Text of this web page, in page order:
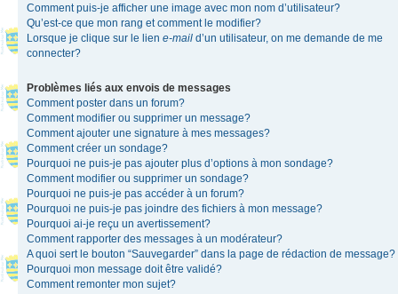
Comment puis-je afficher une image avec mon nom d’utilisateur?
Qu’est-ce que mon rang et comment le modifier?
Lorsque je clique sur le lien e-mail d’un utilisateur, on me demande de me
connecter?
Problèmes liés aux envois de messages
Comment poster dans un forum?
Comment modifier ou supprimer un message?
Comment ajouter une signature à mes messages?
Comment créer un sondage?
Pourquoi ne puis-je pas ajouter plus d’options à mon sondage?
Comment modifier ou supprimer un sondage?
Pourquoi ne puis-je pas accéder à un forum?
Pourquoi ne puis-je pas joindre des fichiers à mon message?
Pourquoi ai-je reçu un avertissement?
Comment rapporter des messages à un modérateur?
A quoi sert le bouton “Sauvegarder” dans la page de rédaction de message?
Pourquoi mon message doit être validé?
Comment remonter mon sujet?